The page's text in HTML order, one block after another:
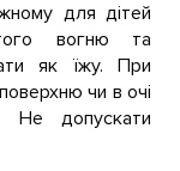
для дітей
вогню та
як їжу. При
чи в очі
Не допускати